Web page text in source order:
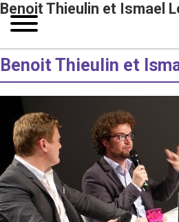
Benoit Thieulin et
Benoit Thieulin et Ismael